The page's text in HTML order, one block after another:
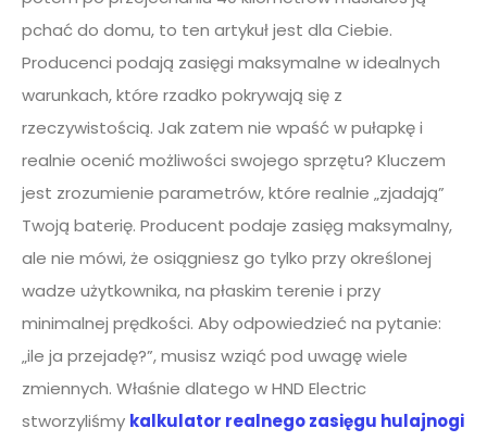
pchać do domu, to ten artykuł jest dla Ciebie.
Producenci podają zasięgi maksymalne w idealnych
warunkach, które rzadko pokrywają się z
rzeczywistością. Jak zatem nie wpaść w pułapkę i
realnie ocenić możliwości swojego sprzętu? Kluczem
jest zrozumienie parametrów, które realnie „zjadają”
Twoją baterię. Producent podaje zasięg maksymalny,
ale nie mówi, że osiągniesz go tylko przy określonej
wadze użytkownika, na płaskim terenie i przy
minimalnej prędkości. Aby odpowiedzieć na pytanie:
„ile ja przejadę?”, musisz wziąć pod uwagę wiele
zmiennych. Właśnie dlatego w HND Electric
stworzyliśmy kalkulator realnego zasięgu hulajnogi